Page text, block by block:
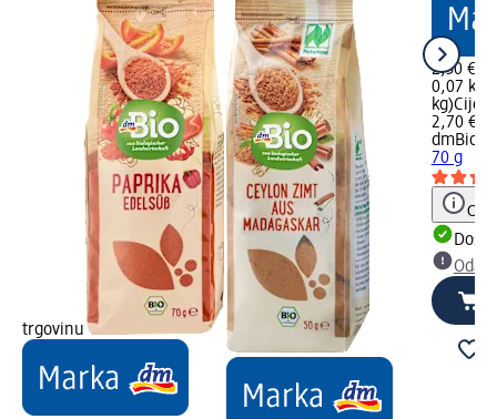
trgovinu
2,30 €
0,07 kg
kg)
2,70 €
dmBio
70 g